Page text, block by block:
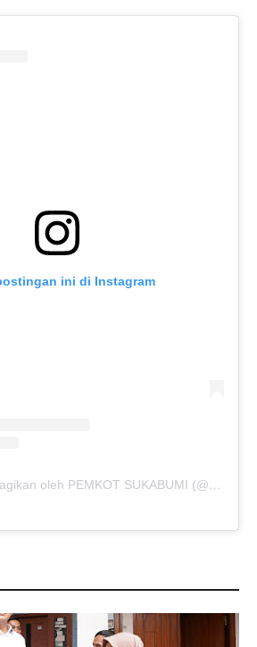
ini di Instagram
Sebuah kiriman dibagikan oleh PEMKOT SUKABUMI (@pemkotsukabumi_)